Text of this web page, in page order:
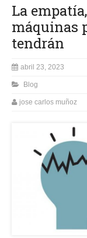
La
máquinas
tendrán
abril 23, 2023
Blog
jose carlos muñoz